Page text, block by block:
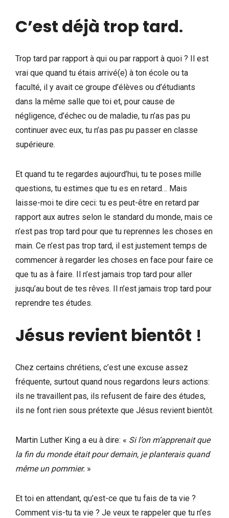
C’est déjà trop tard.
Trop tard par rapport à qui ou par rapport à quoi ? Il est
vrai que quand tu étais arrivé(e) à ton école ou ta
faculté, il y avait ce groupe d’élèves ou d’étudiants
dans la même salle que toi et, pour cause de
négligence, d’échec ou de maladie, tu n’as pas pu
continuer avec eux, tu n’as pas pu passer en classe
supérieure.
Et quand tu te regardes aujourd’hui, tu te poses mille
questions, tu estimes que tu es en retard… Mais
laisse-moi te dire ceci: tu es peut-être en retard par
rapport aux autres selon le standard du monde, mais ce
n’est pas trop tard pour que tu reprennes les choses en
main. Ce n’est pas trop tard, il est justement temps de
commencer à regarder les choses en face pour faire ce
que tu as à faire. Il n’est jamais trop tard pour aller
jusqu’au bout de tes rêves. Il n’est jamais trop tard pour
reprendre tes études.
Jésus revient bientôt !
Chez certains chrétiens, c’est une excuse assez
fréquente, surtout quand nous regardons leurs actions:
ils ne travaillent pas, ils refusent de faire des études,
ils ne font rien sous prétexte que Jésus revient bientôt.
Martin Luther King a eu à dire: « Si l’on m’apprenait que
la fin du monde était pour demain, je planterais quand
même un pommier. »
Et toi en attendant, qu’est-ce que tu fais de ta vie ?
Comment vis-tu ta vie ? Je veux te rappeler que tu n’es